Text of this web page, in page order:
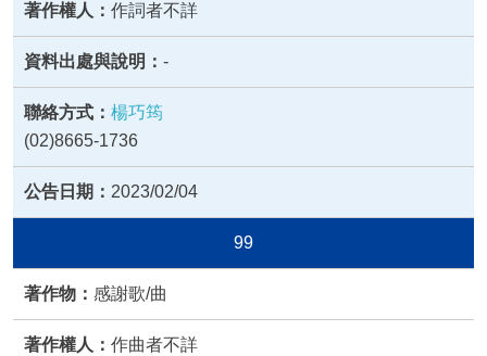
作詞者不詳
-
楊巧筠
(02)8665-1736
2023/02/04
99
感謝歌/曲
作曲者不詳